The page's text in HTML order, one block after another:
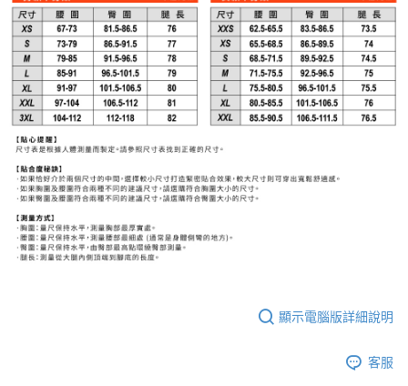
顯示電腦版詳細說明
客服